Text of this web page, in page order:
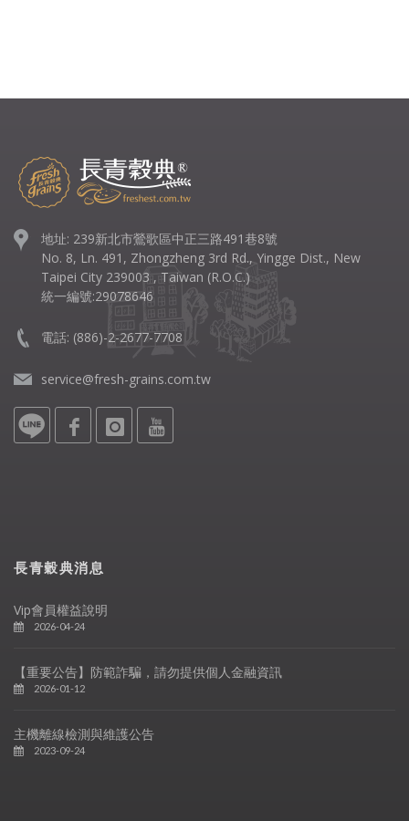
地址: 239新北市鶯歌區中正三路491巷8號
No. 8, Ln. 491, Zhongzheng 3rd Rd., Yingge Dist., New
Taipei City 239003 , Taiwan (R.O.C.)
統一編號:29078646
電話: (886)-2-2677-7708
service@fresh-grains.com.tw
長青穀典消息
Vip會員權益說明
2026-04-24
【重要公告】防範詐騙，請勿提供個人金融資訊
2026-01-12
主機離線檢測與維護公告
2023-09-24